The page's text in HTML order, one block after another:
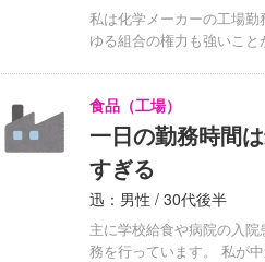
私は化学メーカーの工場
ゆる組合の権力も強いこ
食品（工場）
一日の勤務時間
すぎる
迅：男性 / 30代後半
主に学校給食や病院の入
務を行っています。 私が